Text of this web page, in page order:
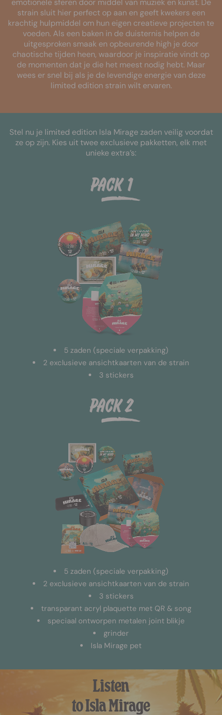
strain sluit hier perfect op aan en geeft kwekers een
krachtig hulpmiddel om hun eigen creatieve projecten te
voeden. Als een baken in de duisternis helpen de
uitgesproken smaak en opbeurende high je door
chaotische tijden heen, waardoor je inspiratie vindt op
de momenten dat je die het meest nodig hebt. Maar
wees er snel bij als je de levendige energie van deze
limited edition strain wilt ervaren.
Stel nu je limited edition Isla Mirage zaden veilig voordat
ze op zijn. Kies uit twee exclusieve pakketten, elk met
unieke extra’s:
Pack 1
5 zaden (speciale verpakking)
2 exclusieve ansichtkaarten van de strain
3 stickers
Pack 2
5 zaden (speciale verpakking)
2 exclusieve ansichtkaarten van de strain
3 stickers
transparant acryl plaquette met QR & song
speciaal ontworpen metalen joint blikje
grinder
Isla Mirage pet
Listen
to Isla Mirage